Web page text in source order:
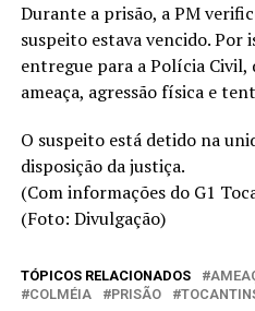
Durante a prisão, a PM
suspeito estava vencido. Por
entregue para a Polícia Civil,
ameaça, agressão física e
O suspeito está detido na
disposição da justiça.
(Com informações do G1
(Foto: Divulgação)
TÓPICOS RELACIONADOS
COLMÉIA
PRISÃO